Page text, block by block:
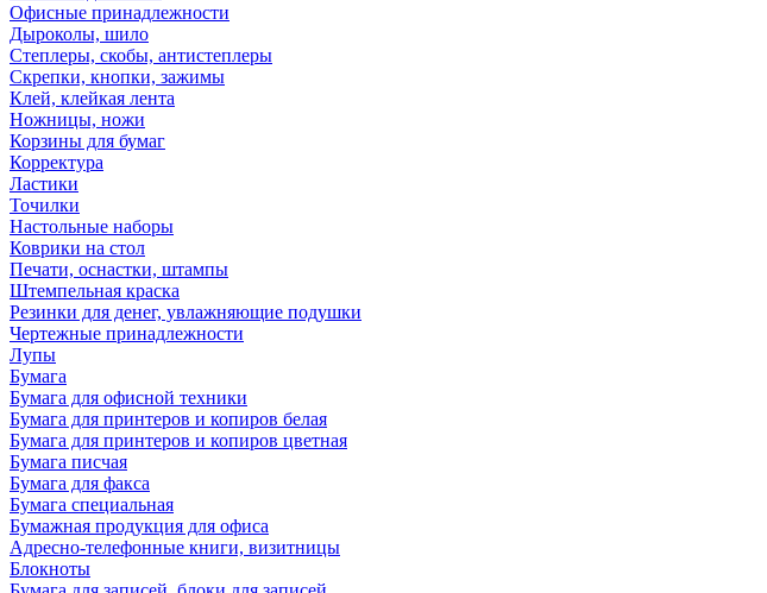
Офисные принадлежности
Дыроколы, шило
Степлеры, скобы, антистеплеры
Скрепки, кнопки, зажимы
Клей, клейкая лента
Ножницы, ножи
Корзины для бумаг
Корректура
Ластики
Точилки
Настольные наборы
Коврики на стол
Печати, оснастки, штампы
Штемпельная краска
Резинки для денег, увлажняющие подушки
Чертежные принадлежности
Лупы
Бумага
Бумага для офисной техники
Бумага для принтеров и копиров белая
Бумага для принтеров и копиров цветная
Бумага писчая
Бумага для факса
Бумага специальная
Бумажная продукция для офиса
Адресно-телефонные книги, визитницы
Блокноты